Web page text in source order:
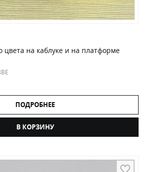
цвета на каблуке и на платформе
ПОДРОБНЕЕ
В КОРЗИНУ